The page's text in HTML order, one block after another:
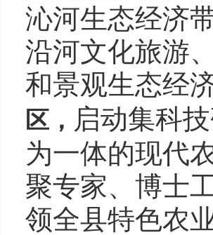
沁河生态经济
沿河文化旅游
和景观生态经
区， 启动集科
为一体的现代
聚专家、博士
领全县特色农